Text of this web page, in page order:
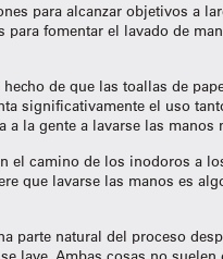
para alcanzar objetivos a
fomentar el lavado de
de que las toallas de
significativamente el uso
la gente a lavarse las manos
el camino de los inodoros a
que lavarse las manos es
parte natural del proceso
lave. Ambas cosas no suelen